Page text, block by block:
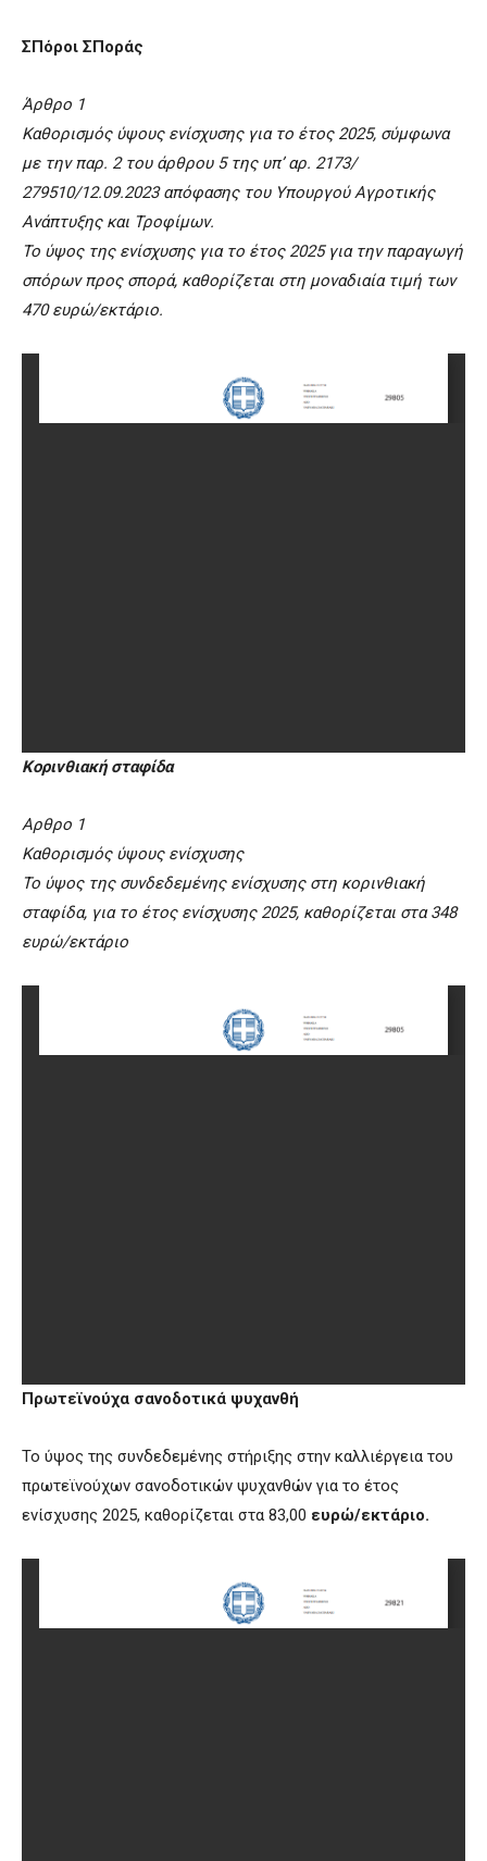
ΣΠόροι ΣΠοράς
Άρθρο 1
Καθορισμός ύψους ενίσχυσης για το έτος 2025, σύμφωνα
με την παρ. 2 του άρθρου 5 της υπ’ αρ. 2173/
279510/12.09.2023 απόφασης του Υπουργού Αγροτικής
Ανάπτυξης και Τροφίμων.
Το ύψος της ενίσχυσης για το έτος 2025 για την παραγωγή
σπόρων προς σπορά, καθορίζεται στη μοναδιαία τιμή των
470 ευρώ/εκτάριο.
Κορινθιακή σταφίδα
Αρθρο 1
Καθορισμός ύψους ενίσχυσης
Το ύψος της συνδεδεμένης ενίσχυσης στη κορινθιακή
σταφίδα, για το έτος ενίσχυσης 2025, καθορίζεται στα 348
ευρώ/εκτάριο
Πρωτεϊνούχα σανοδοτικά ψυχανθή
Το ύψος της συνδεδεμένης στήριξης στην καλλιέργεια του
πρωτεϊνούχων σανοδοτικών ψυχανθών για το έτος
ενίσχυσης 2025, καθορίζεται στα 83,00 ευρώ/εκτάριο.